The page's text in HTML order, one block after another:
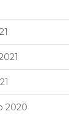
2020